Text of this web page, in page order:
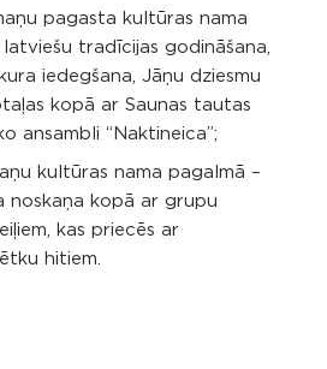
pagasta kultūras nama
tradīcijas godināšana,
iedegšana, Jāņu dziesmu
kopā ar Saunas tautas
ansambli “Naktineica”;
kultūras nama pagalmā –
noskaņa kopā ar grupu
kas priecēs ar
hitiem.